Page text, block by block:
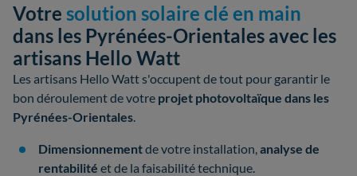
Votre solution solaire clé en main
dans les Pyrénées-Orientales avec les
artisans Hello Watt
Les artisans Hello Watt s'occupent de tout pour garantir le
bon déroulement de votre projet photovoltaïque dans les
Pyrénées-Orientales
Dimensionnementde votre installation, analyse de
rentabilité et de la faisabilité technique.